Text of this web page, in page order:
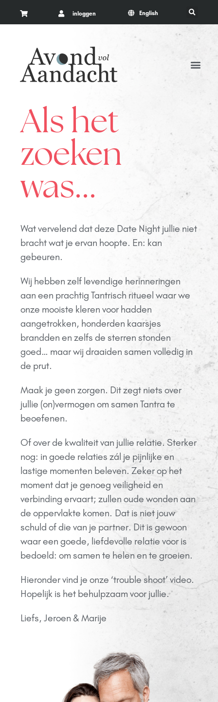
inloggen English
Als het
zoeken
was...
Wat vervelend dat deze Date Night jullie niet
bracht wat je ervan hoopte. En: kan
gebeuren.
Wij hebben zelf levendige herinneringen
aan een prachtig Tantrisch ritueel waar we
onze mooiste kleren voor hadden
aangetrokken, honderden kaarsjes
brandden en zelfs de sterren stonden
goed… maar wij draaiden samen volledig in
de prut.
Maak je geen zorgen. Dit zegt niets over
jullie (on)vermogen om samen Tantra te
beoefenen.
Of over de kwaliteit van jullie relatie. Sterker
nog: in goede relaties zál je pijnlijke en
lastige momenten beleven. Zeker op het
moment dat je genoeg veiligheid en
verbinding ervaart; zullen oude wonden aan
de oppervlakte komen. Dat is niet jouw
schuld of die van je partner. Dit is gewoon
waar een goede, liefdevolle relatie voor is
bedoeld: om samen te helen en te groeien.
Hieronder vind je onze ‘trouble shoot’ video.
Hopelijk is het behulpzaam voor jullie.
Liefs, Jeroen & Marije